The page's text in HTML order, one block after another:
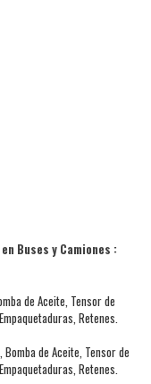
Buses y Camiones :
de Aceite, Tensor de
Retenes.
Bomba de Aceite, Tensor de
Retenes.